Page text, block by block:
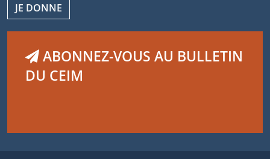
JE DONNE
ABONNEZ-VOUS AU BULLETIN
DU CEIM